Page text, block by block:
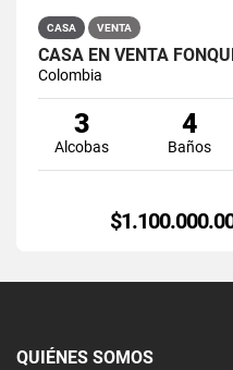
CASA VENTA
CASA EN VENTA
Colombia
3
Alcobas
4
Baños
QUIÉNES SOMOS